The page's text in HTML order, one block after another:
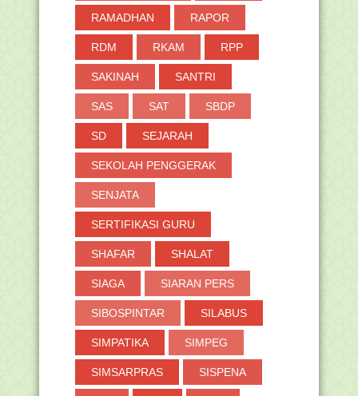
RAMADHAN RAPOR
RDM RKAM RPP
SAKINAH SANTRI
SAS SAT SBDP
SD SEJARAH
SEKOLAH PENGGERAK
SENJATA
SERTIFIKASI GURU
SHAFAR SHALAT
SIAGA SIARAN PERS
SIBOSPINTAR SILABUS
SIMPATIKA SIMPEG
SIMSARPRAS SISPENA